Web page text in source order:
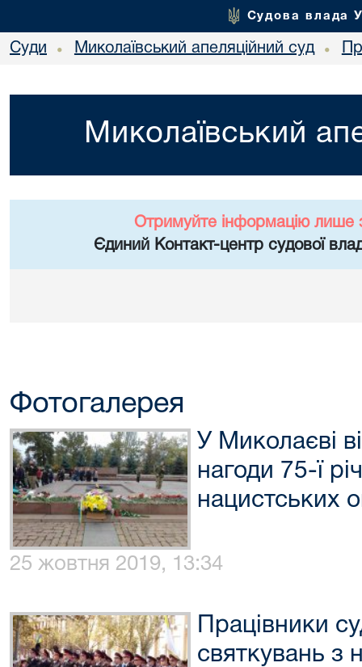
Судова влада
Суди • Миколаївський апеляційний суд •
Миколаївський
Отримуйте інформацію лише
Єдиний Контакт-центр судової
Фотогалерея
У Миколаєві
нагоди 75-ї
нацистських
25 жовтня 2019, 13:34
Працівники
святкувань з